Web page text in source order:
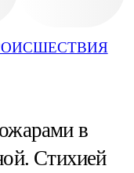
в
Стихией